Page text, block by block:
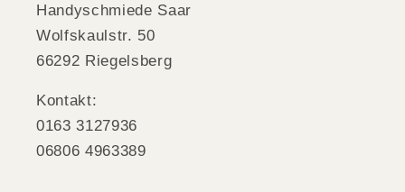
Handyschmiede Saar
Wolfskaulstr. 50
66292 Riegelsberg
Kontakt:
0163 3127936
06806 4963389